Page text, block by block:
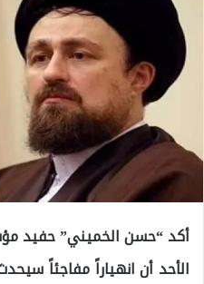
أكد “حسن الخميني” حفيد
الأحد أن انهياراً مفاجئاً